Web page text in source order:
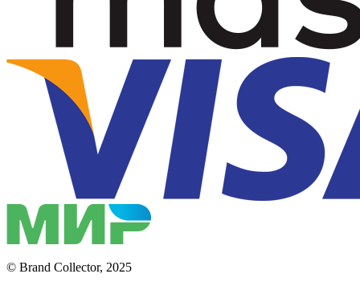
© Brand Collector, 2025